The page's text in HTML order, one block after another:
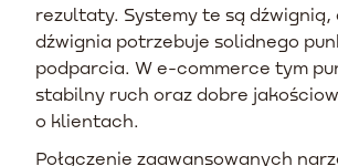
rezultaty. Systemy te są dźwignią,
dźwignia potrzebuje solidnego
podparcia. W e-commerce tym
stabilny ruch oraz dobre
o klientach.
Połączenie zaawansowanych